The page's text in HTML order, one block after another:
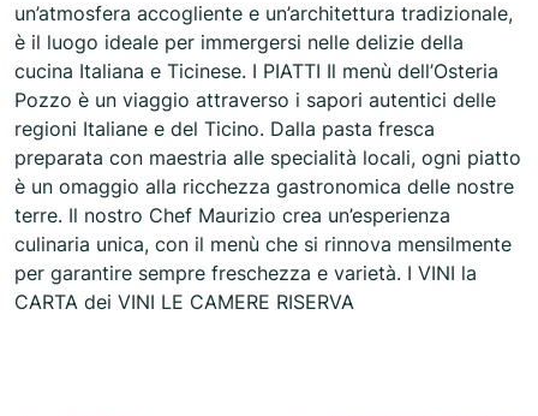
un’atmosfera accogliente e un’architettura tradizionale,
è il luogo ideale per immergersi nelle delizie della
cucina Italiana e Ticinese. I PIATTI Il menù dell’Osteria
Pozzo è un viaggio attraverso i sapori autentici delle
regioni Italiane e del Ticino. Dalla pasta fresca
preparata con maestria alle specialità locali, ogni piatto
è un omaggio alla ricchezza gastronomica delle nostre
terre. Il nostro Chef Maurizio crea un’esperienza
culinaria unica, con il menù che si rinnova mensilmente
per garantire sempre freschezza e varietà. I VINI la
CARTA dei VINI LE CAMERE RISERVA